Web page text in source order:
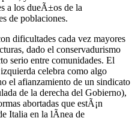
a los dueÃ±os de la
de poblaciones.
dificultades cada vez mayores
dado el conservadurismo
serio entre comunidades. El
celebra como algo
el afianzamiento de un sindicato
de la derecha del Gobierno),
abortadas que estÃ¡n
Italia en la lÃ­nea de